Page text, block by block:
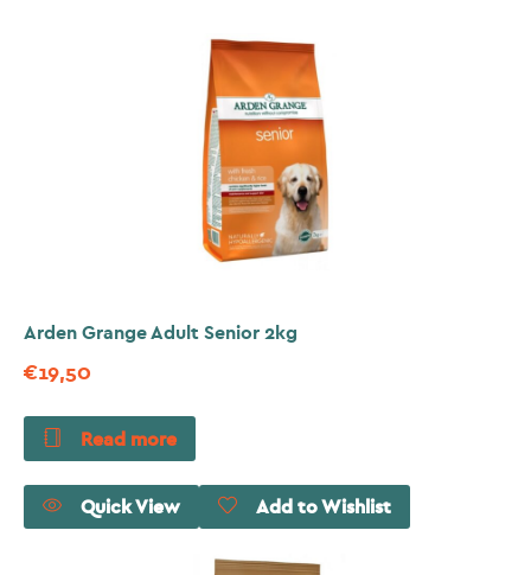
Arden Grange Adult Senior 2kg
€19,50
Read more
Quick View Add to Wishlist